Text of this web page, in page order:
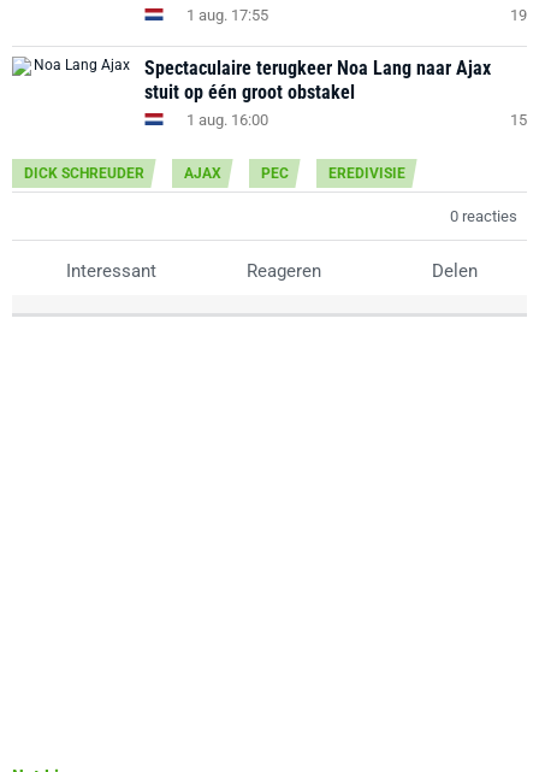
1 aug. 17:55 19
Spectaculaire terugkeer Noa Lang naar Ajax
stuit op één groot obstakel
1 aug. 16:00 15
DICK SCHREUDER AJAX PEC EREDIVISIE
0 reacties
Interessant Reageren Delen